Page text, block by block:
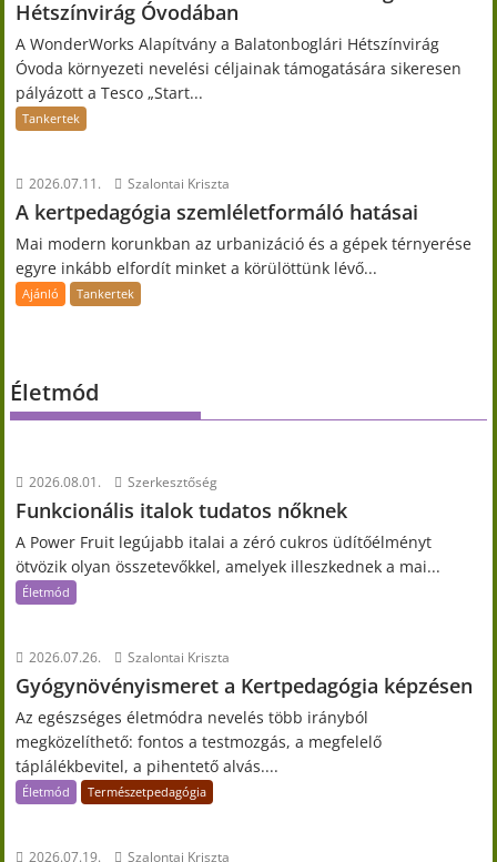
Hétszínvirág Óvodában
A WonderWorks Alapítvány a Balatonboglári Hétszínvirág
Óvoda környezeti nevelési céljainak támogatására sikeresen
pályázott a Tesco „Start...
Tankertek
2026.07.11. Szalontai Kriszta
A kertpedagógia szemléletformáló hatásai
Mai modern korunkban az urbanizáció és a gépek térnyerése
egyre inkább elfordít minket a körülöttünk lévő...
Ajánló Tankertek
Életmód
2026.08.01. Szerkesztőség
Funkcionális italok tudatos nőknek
A Power Fruit legújabb italai a zéró cukros üdítőélményt
ötvözik olyan összetevőkkel, amelyek illeszkednek a mai...
Életmód
2026.07.26. Szalontai Kriszta
Gyógynövényismeret a Kertpedagógia képzésen
Az egészséges életmódra nevelés több irányból
megközelíthető: fontos a testmozgás, a megfelelő
táplálékbevitel, a pihentető alvás....
Életmód Természetpedagógia
2026.07.19. Szalontai Kriszta